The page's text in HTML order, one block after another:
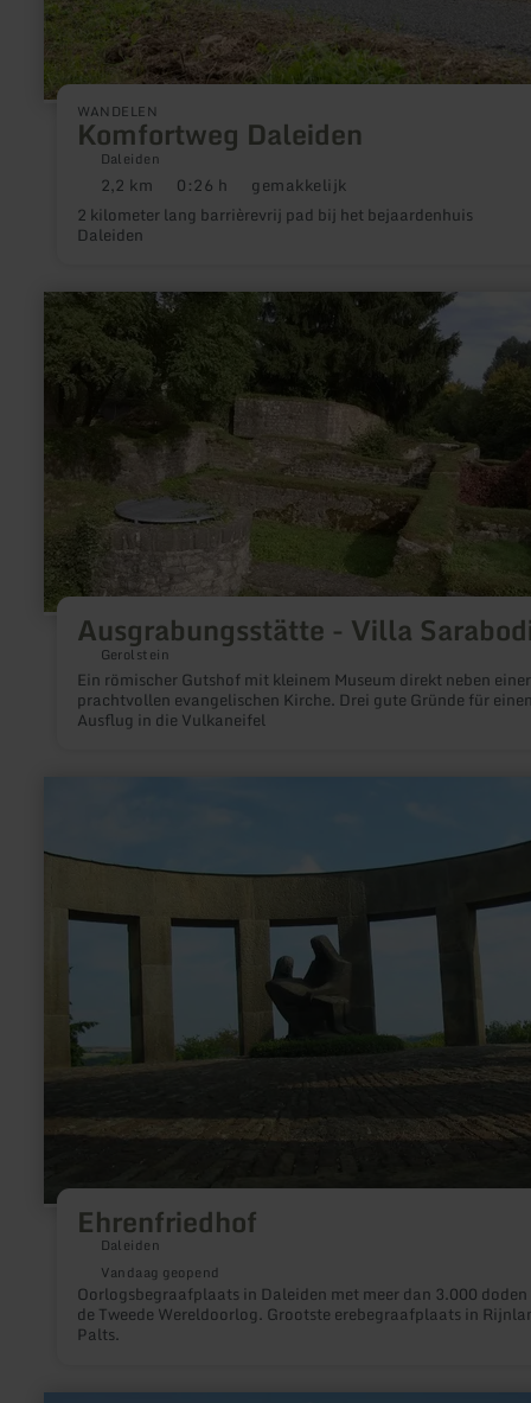
WANDELEN
Komfortweg Daleiden
Daleiden
Afstand:
2,2 km Duur:
0:26 h Moeilijkheidsgraad:
gemakkelijk
2 kilometer lang barrièrevrij pad bij het bejaardenhuis
Daleiden
Ausgrabungsstätte - Villa
Gerolstein
Ein römischer Gutshof mit kleinem Museum direkt neben einer
prachtvollen evangelischen Kirche. Drei gute Gründe für
Ausflug in die Vulkaneifel
meer
informatie
over:
Ausgrabungsstätte
-
Sarabodis
Ehrenfriedhof
Daleiden
Vandaag geopend
Oorlogsbegraafplaats in Daleiden met meer dan 3.000
de Tweede Wereldoorlog. Grootste erebegraafplaats in
Palts.